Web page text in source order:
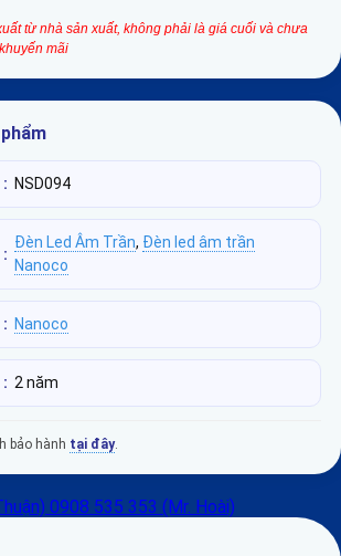
từ nhà sản xuất, không phải là giá cuối và chưa
mãi
: NSD094
:
Đèn Led Âm Trần, Đèn led âm trần
Nanoco
: Nanoco
: 2 năm
bảo hành tại đây.
0908 535 353 (Mr. Hoài)